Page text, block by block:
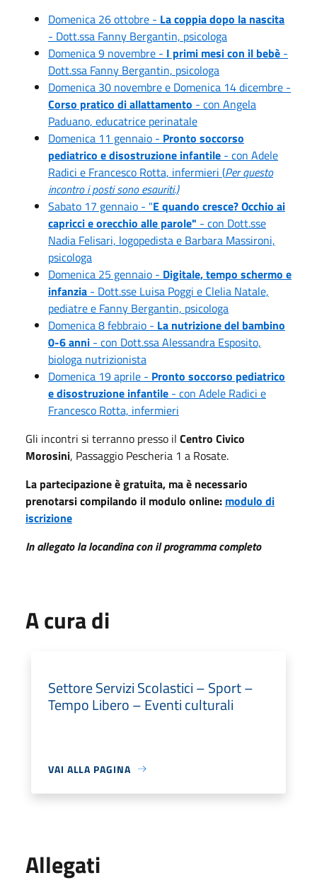
Domenica 26 ottobre - La coppia dopo la nascita
- Dott.ssa Fanny Bergantin, psicologa
Domenica 9 novembre - I primi mesi con il bebè -
Dott.ssa Fanny Bergantin, psicologa
Domenica 30 novembre e Domenica 14 dicembre -
Corso pratico di allattamento - con Angela
Paduano, educatrice perinatale
Domenica 11 gennaio - Pronto soccorso
pediatrico e disostruzione infantile - con Adele
Radici e Francesco Rotta, infermieri (Per questo
incontro i posti sono esauriti.)
Sabato 17 gennaio - "E quando cresce? Occhio ai
capricci e orecchio alle parole" - con Dott.sse
Nadia Felisari, logopedista e Barbara Massironi,
psicologa
Domenica 25 gennaio - Digitale, tempo schermo e
infanzia - Dott.sse Luisa Poggi e Clelia Natale,
pediatre e Fanny Bergantin, psicologa
Domenica 8 febbraio - La nutrizione del bambino
0-6 anni - con Dott.ssa Alessandra Esposito,
biologa nutrizionista
Domenica 19 aprile - Pronto soccorso pediatrico
e disostruzione infantile - con Adele Radici e
Francesco Rotta, infermieri
Gli incontri si terranno presso il Centro Civico
Morosini, Passaggio Pescheria 1 a Rosate.
La partecipazione è gratuita, ma è necessario
prenotarsi compilando il modulo online: modulo di
iscrizione
In allegato la locandina con il programma completo
A cura di
Settore Servizi Scolastici – Sport –
Tempo Libero – Eventi culturali
VAI ALLA PAGINA
Allegati